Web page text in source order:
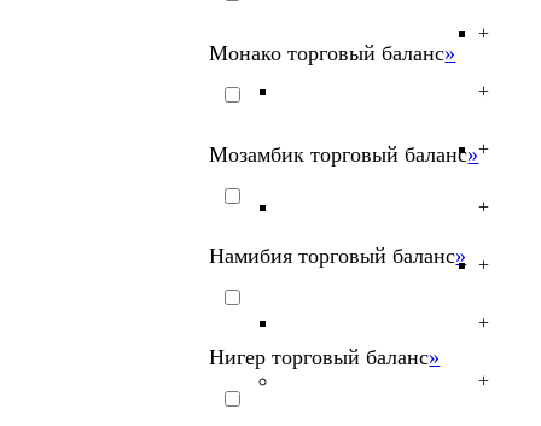
Монако торговый баланс»
Мозамбик торговый баланс»
Намибия торговый баланс»
Нигер торговый баланс»
+
+
+
+
+
+
+